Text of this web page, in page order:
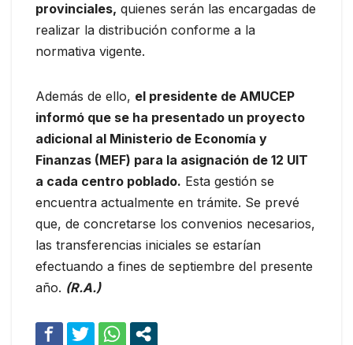
provinciales, quienes serán las encargadas de
realizar la distribución conforme a la
normativa vigente.
Además de ello, el presidente de AMUCEP
informó que se ha presentado un proyecto
adicional al Ministerio de Economía y
Finanzas (MEF) para la asignación de 12 UIT
a cada centro poblado. Esta gestión se
encuentra actualmente en trámite. Se prevé
que, de concretarse los convenios necesarios,
las transferencias iniciales se estarían
efectuando a fines de septiembre del presente
año. (R.A.)